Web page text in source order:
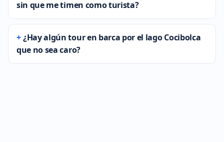
sin que me timen como turista?
¿Hay algún tour en barca por el lago Cocibolca
que no sea caro?